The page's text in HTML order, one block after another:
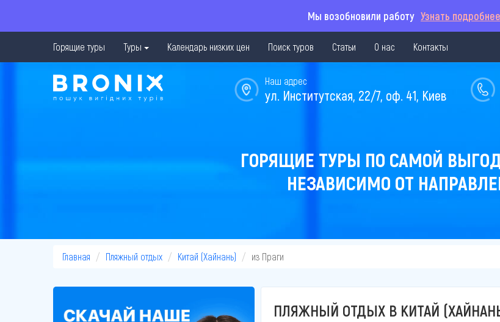
Мы возобновили работу Узнать подробнее
Горящие туры Туры Календарь низких цен Поиск туров Статьи О нас Контакты
Наш адрес
ул. Институтская, 22/7, оф. 41, Киев
ГОРЯЩИЕ ТУРЫ ПО САМОЙ
НЕЗАВИСИМО ОТ
Главная Пляжный отдых Китай (Хайнань) из Праги
ПЛЯЖНЫЙ ОТДЫХ В КИТАЙ